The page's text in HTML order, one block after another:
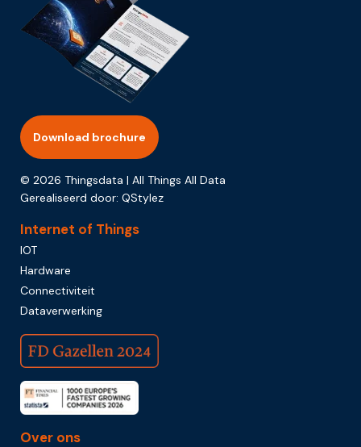
Download brochure
© 2026 Thingsdata | All Things All Data
Gerealiseerd door: QStylez
Internet of Things
IOT
Hardware
Connectiviteit
Dataverwerking
Over ons